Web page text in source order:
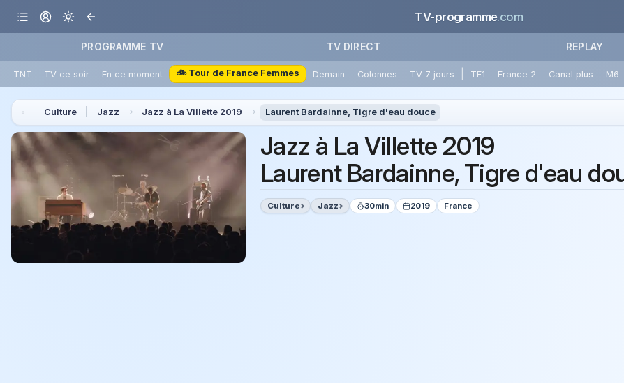
TV-programme.com
PROGRAMME TV TV DIRECT REPLAY
TNT TV ce soir En ce moment 🚲 Tour de France Femmes Demain Colonnes TV 7 jours TF1 France 2 Canal plus M6
Culture Jazz Jazz à La Villette 2019 Laurent Bardainne, Tigre d'eau douce
Jazz à La Villette 2019
Laurent Bardainne, Tigre d'eau
Culture Jazz 30min 2019 France